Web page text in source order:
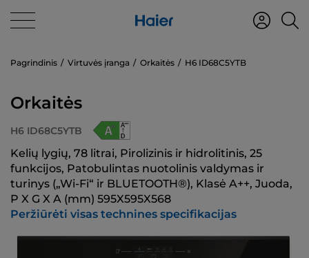
Pagrindinis Virtuvės įranga Orkaitės H6 ID68C5YTB
Orkaitės
H6 ID68C5YTB
Kelių lygių, 78 litrai, Pirolizinis ir hidrolitinis, 25
funkcijos, Patobulintas nuotolinis valdymas ir
turinys („Wi-Fi“ ir BLUETOOTH®), Klasė A++, Juoda,
P X G X A (mm) 595X595X568
Peržiūrėti visas technines specifikacijas